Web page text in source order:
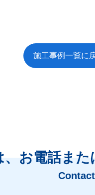
施工事例一覧に
お電話また
Contact